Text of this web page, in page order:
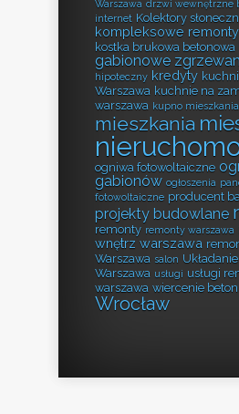
Warszawa drzwi wewnętrzne
internet Kolektory
kompleksowe
kostka brukowa betonowa
gabionowe
hipoteczny kredyty
Warszawa kuchnie na
warszawa kupno mieszkania
mieszkania
ogniwa fotowoltaiczne
gabionów ogłoszenia
fotowoltaiczne producent
projekty budowlane
remonty remonty warszawa
wnętrz warszawa
Warszawa salon
Warszawa usługi usługi
warszawa wiercenie
Wrocław